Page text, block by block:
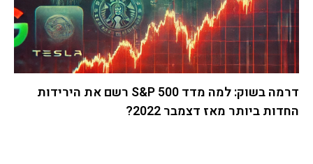
דרמה בשוק: למה מדד S&P 500 רשם את הירידות
החדות ביותר מאז דצמבר 2022?